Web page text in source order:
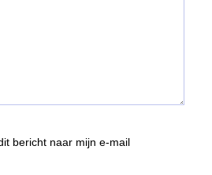
bericht naar mijn e-mail